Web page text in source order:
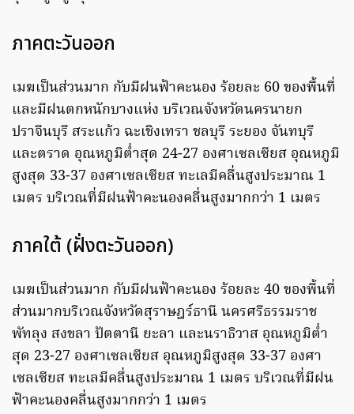
ภาคตะวันออก
เมฆเป็นส่วนมาก กับมีฝนฟ้าคะนอง ร้อยละ 60 ของพื้นที่
และมีฝนตกหนักบางแห่ง บริเวณจังหวัดนครนายก
ปราจีนบุรี สระแก้ว ฉะเชิงเทรา ชลบุรี ระยอง จันทบุรี
และตราด อุณหภูมิต่ำสุด 24-27 องศาเซลเซียส อุณหภูมิ
สูงสุด 33-37 องศาเซลเซียส ทะเลมีคลื่นสูงประมาณ 1
เมตร บริเวณที่มีฝนฟ้าคะนองคลื่นสูงมากกว่า 1 เมตร
ภาคใต้ (ฝั่งตะวันออก)
เมฆเป็นส่วนมาก กับมีฝนฟ้าคะนอง ร้อยละ 40 ของพื้นที่
ส่วนมากบริเวณจังหวัดสุราษฎร์ธานี นครศรีธรรมราช
พัทลุง สงขลา ปัตตานี ยะลา และนราธิวาส อุณหภูมิต่ำ
สุด 23-27 องศาเซลเซียส อุณหภูมิสูงสุด 33-37 องศา
เซลเซียส ทะเลมีคลื่นสูงประมาณ 1 เมตร บริเวณที่มีฝน
ฟ้าคะนองคลื่นสูงมากกว่า 1 เมตร